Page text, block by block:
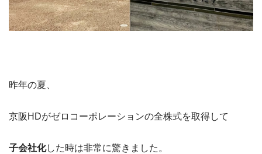
昨年の夏、
京阪HDがゼロコーポレーションの全株式を取得して
子会社化した時は非常に驚きました。